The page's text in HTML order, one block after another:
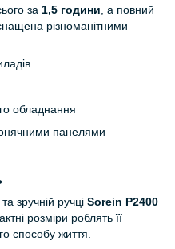
за 1,5 години , а повний
різноманітними
обладнання
панелями
зручній ручці Sorein P2400
розміри роблять її
способу життя.